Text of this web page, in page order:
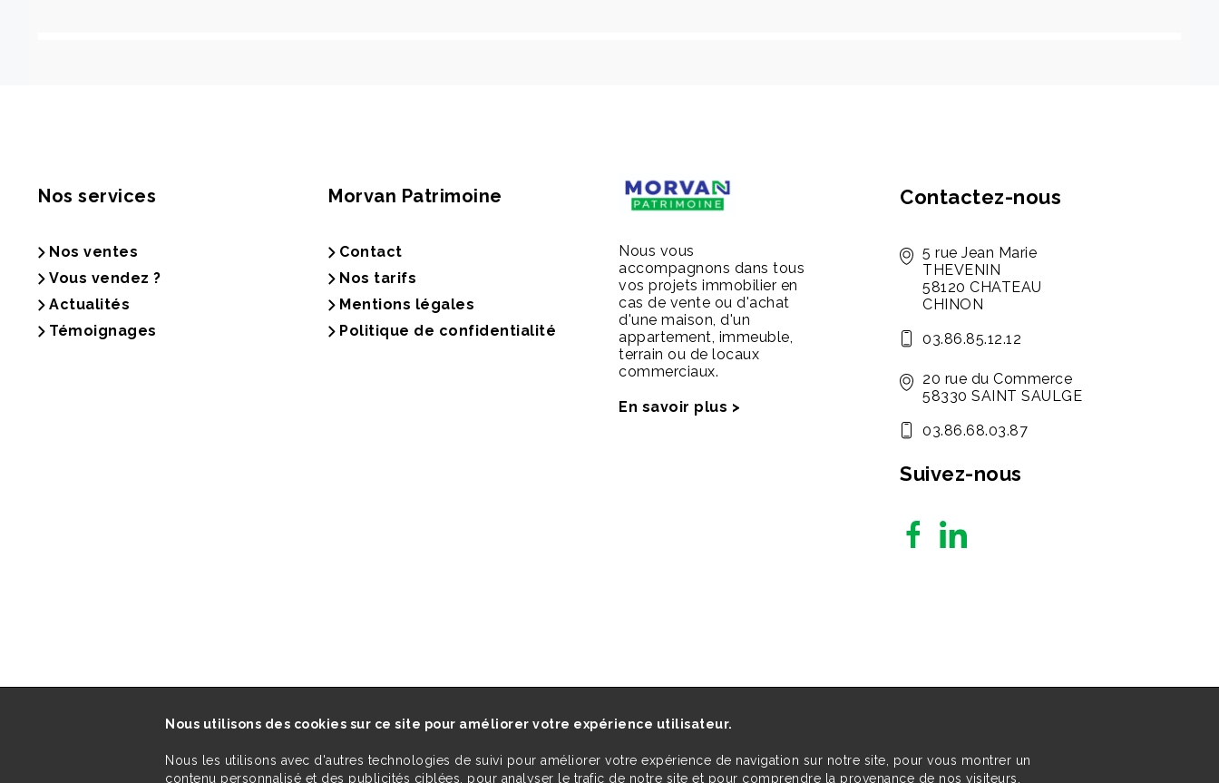
Nos services
Nos ventes
Vous vendez ?
Actualités
Témoignages
Morvan Patrimoine
Contact
Nos tarifs
Mentions légales
Politique de confidentialité
Nous vous
accompagnons dans tous
vos projets immobilier en
cas de vente ou d'achat
d'une maison, d'un
appartement, immeuble,
terrain ou de locaux
commerciaux.
En savoir plus >
Contactez-nous
5 rue Jean Marie
THEVENIN
58120 CHATEAU
CHINON
03.86.85.12.12
20 rue du Commerce
58330 SAINT SAULGE
03.86.68.03.87
Suivez-nous
Nous utilisons des cookies sur ce site pour améliorer votre expérience utilisateur.
Nous les utilisons avec d'autres technologies de suivi pour améliorer votre expérience de navigation sur notre site, pour vous montrer un
contenu personnalisé et des publicités ciblées, pour analyser le trafic de notre site et pour comprendre la provenance de nos visiteurs.